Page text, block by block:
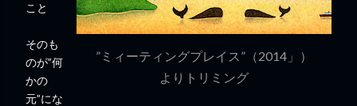
”ミィーティングプレイス”（2014」）
よりトリミング
こと
そのも
のが”何
かの
元”にな